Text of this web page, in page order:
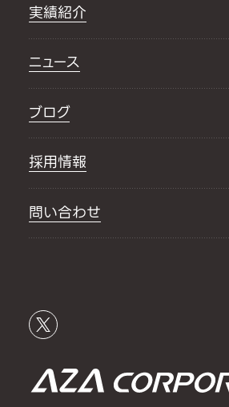
実績紹介
ニュース
ブログ
採用情報
問い合わせ